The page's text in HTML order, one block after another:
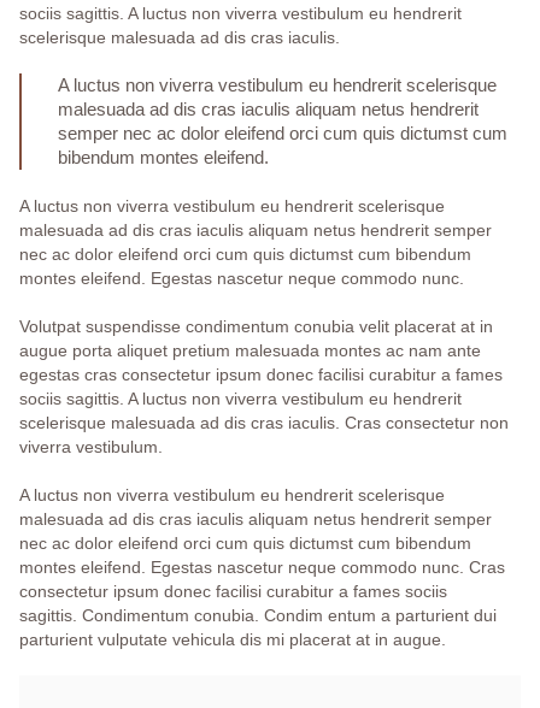
sociis sagittis. A luctus non viverra vestibulum eu hendrerit
scelerisque malesuada ad dis cras iaculis.
A luctus non viverra vestibulum eu hendrerit scelerisque
malesuada ad dis cras iaculis aliquam netus hendrerit
semper nec ac dolor eleifend orci cum quis dictumst cum
bibendum montes eleifend.
A luctus non viverra vestibulum eu hendrerit scelerisque
malesuada ad dis cras iaculis aliquam netus hendrerit semper
nec ac dolor eleifend orci cum quis dictumst cum bibendum
montes eleifend. Egestas nascetur neque commodo nunc.
Volutpat suspendisse condimentum conubia velit placerat at in
augue porta aliquet pretium malesuada montes ac nam ante
egestas cras consectetur ipsum donec facilisi curabitur a fames
sociis sagittis. A luctus non viverra vestibulum eu hendrerit
scelerisque malesuada ad dis cras iaculis. Cras consectetur non
viverra vestibulum.
A luctus non viverra vestibulum eu hendrerit scelerisque
malesuada ad dis cras iaculis aliquam netus hendrerit semper
nec ac dolor eleifend orci cum quis dictumst cum bibendum
montes eleifend. Egestas nascetur neque commodo nunc. Cras
consectetur ipsum donec facilisi curabitur a fames sociis
sagittis. Condimentum conubia. Condim entum a parturient dui
parturient vulputate vehicula dis mi placerat at in augue.